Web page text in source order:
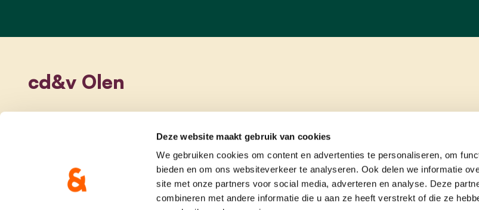
Deze website maakt gebruik van cookies
We gebruiken cookies om content en advertenties te personaliseren, om
bieden en om ons websiteverkeer te analyseren. Ook delen we informatie
site met onze partners voor social media, adverteren en analyse. Deze
combineren met andere informatie die u aan ze heeft verstrekt of die ze
cd&v Olen